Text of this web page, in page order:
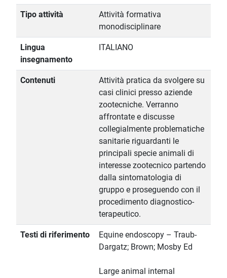
Tipo attività
Attività formativa
monodisciplinare
Lingua
insegnamento
ITALIANO
Contenuti
Attività pratica da svolgere su
casi clinici presso aziende
zootecniche. Verranno
affrontate e discusse
collegialmente problematiche
sanitarie riguardanti le
principali specie animali di
interesse zootecnico partendo
dalla sintomatologia di
gruppo e proseguendo con il
procedimento diagnostico-
terapeutico.
Testi di riferimento
Equine endoscopy – Traub-
Dargatz; Brown; Mosby Ed
Large animal internal